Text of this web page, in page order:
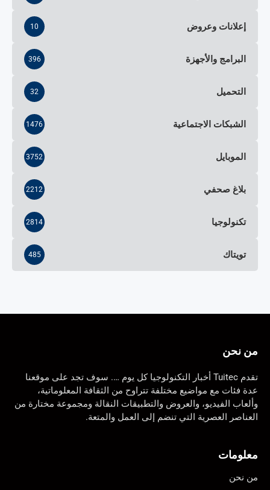
إعلانات وعروض 10
البرامج والأجهزة 396
التحميل 32
الشبكات الاجتماعية 1476
الموبايل 3752
بلاغ صحفي 2212
تكنولوجيا 2814
تويتاك 485
من نحن
تقدم Tuitec أخبار التكنولوجيا كل يوم …. سوف تجد على موقعنا
عدة فئات مع مواضيع مختلفة تتراوح من الثقافة المعلوماتية،
وألعاب الفيديو، والعروض والتطبيقات النقالة ومجموعة مختارة من
العناصر العصرية التي تنضم إلى العمل والمتعة.
معلومات
من نحن